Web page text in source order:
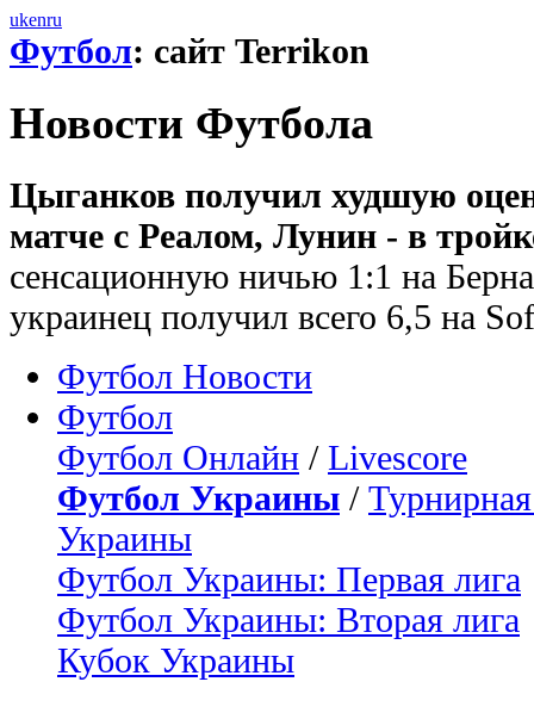
ukenru
Футбол: сайт Terrikon
Новости Футбола
Цыганков получил худшую
матче с Реалом, Лунин - в
сенсационную ничью 1:1 на
украинец получил всего 6,5 на
Футбол Новости
Футбол
Футбол Онлайн / Livescore
Футбол Украины /
Украины
Футбол Украины: Первая лига
Футбол Украины: Вторая лига
Кубок Украины